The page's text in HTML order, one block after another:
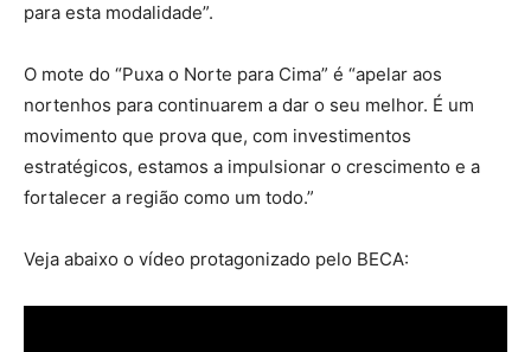
para esta modalidade”.
O mote do “Puxa o Norte para Cima” é “apelar aos
nortenhos para continuarem a dar o seu melhor. É um
movimento que prova que, com investimentos
estratégicos, estamos a impulsionar o crescimento e a
fortalecer a região como um todo.”
Veja abaixo o vídeo protagonizado pelo BECA: